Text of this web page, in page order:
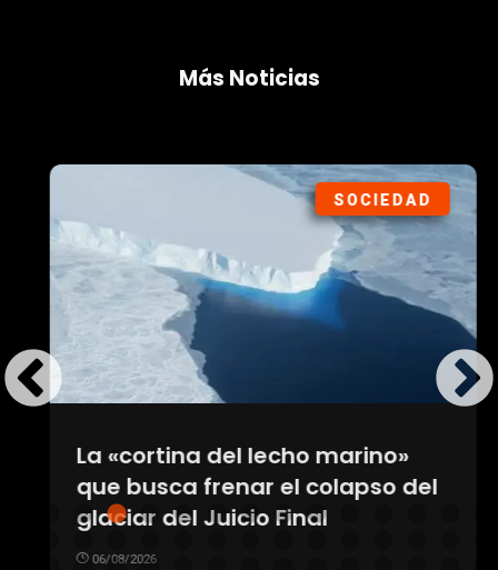
Más Noticias
SOCIEDAD
La «cortina del lecho marino»
que busca frenar el colapso del
glaciar del Juicio Final
06/08/2026